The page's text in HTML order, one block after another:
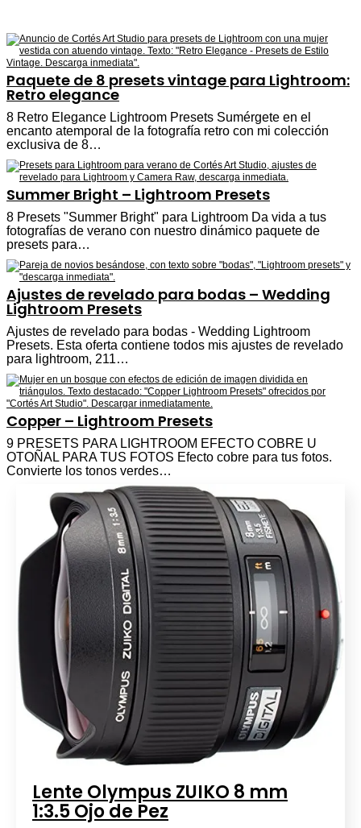
Paquete de 8 presets vintage para Lightroom:
Retro elegance
8 Retro Elegance Lightroom Presets Sumérgete en el
encanto atemporal de la fotografía retro con mi colección
exclusiva de 8…
Summer Bright – Lightroom Presets
8 Presets "Summer Bright" para Lightroom Da vida a tus
fotografías de verano con nuestro dinámico paquete de
presets para…
Ajustes de revelado para bodas – Wedding
Lightroom Presets
Ajustes de revelado para bodas - Wedding Lightroom
Presets. Esta oferta contiene todos mis ajustes de revelado
para lightroom, 211…
Copper – Lightroom Presets
9 PRESETS PARA LIGHTROOM EFECTO COBRE U
OTOÑAL PARA TUS FOTOS Efecto cobre para tus fotos.
Convierte los tonos verdes…
Lente Olympus ZUIKO 8 mm
1:3.5 Ojo de Pez